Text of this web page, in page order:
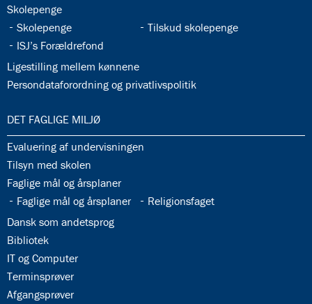
32.32:
Skolepenge
32.33:
Skolepenge 32.34:
Tilskud skolepenge
32.35:
ISJ’s Forældrefond
32.36:
Ligestilling mellem kønnene
32.37:
Persondataforordning og privatlivspolitik
33.0:
DET FAGLIGE MILJØ
33.1:
Evaluering af undervisningen
33.2:
Tilsyn med skolen
33.3:
Faglige mål og årsplaner
33.4:
Faglige mål og årsplaner 33.5:
Religionsfaget
33.6:
Dansk som andetsprog
33.7:
Bibliotek
33.8:
IT og Computer
33.9:
Terminsprøver
33.10:
Afgangsprøver